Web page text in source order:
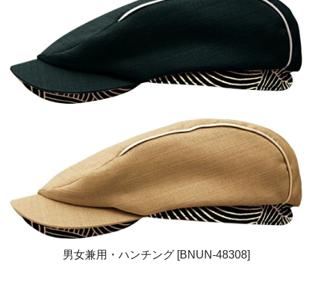
男女兼用・ハンチング [BNUN-48308]